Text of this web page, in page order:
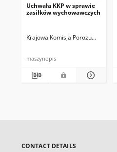
Uchwała KKP w sprawie
zasiłków wychowawczych
Krajowa Komisja
maszynopis
CONTACT DETAILS